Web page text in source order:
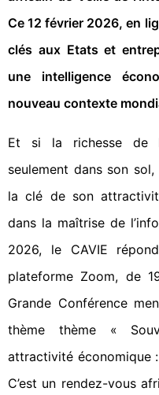
Ce 12 février 2026, en
clés aux Etats et
une intelligence
nouveau contexte
Et si la richesse de
seulement dans son
la clé de son
dans la maîtrise de
2026, le CAVIE
plateforme Zoom, de
Grande Conférence
thème thème «
attractivité économique
C’est un rendez-vous